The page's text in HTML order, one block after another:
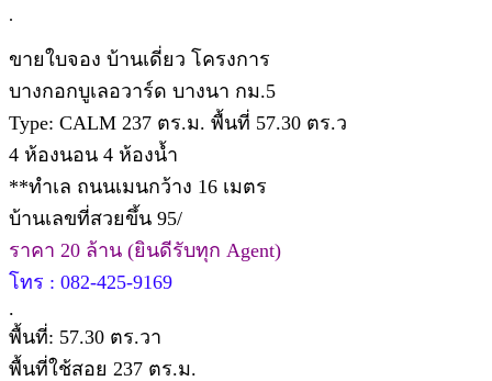
.
ขายใบจอง บ้านเดี่ยว โครงการ
บางกอกบูเลอวาร์ด บางนา กม.5
Type: CALM 237 ตร.ม. พื้นที่ 57.30 ตร.ว
4 ห้องนอน 4 ห้องน้ำ
**ทำเล ถนนเมนกว้าง 16 เมตร
บ้านเลขที่สวยขึ้น 95/
ราคา 20 ล้าน (ยินดีรับทุก Agent)
โทร : 082-425-9169
.
พื้นที่: 57.30 ตร.วา
พื้นที่ใช้สอย 237 ตร.ม.